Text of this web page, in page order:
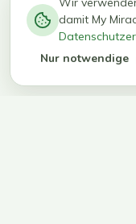
kg in 12
Wochen
erreichen
ihr Ziel
damit My
Nur notwendige